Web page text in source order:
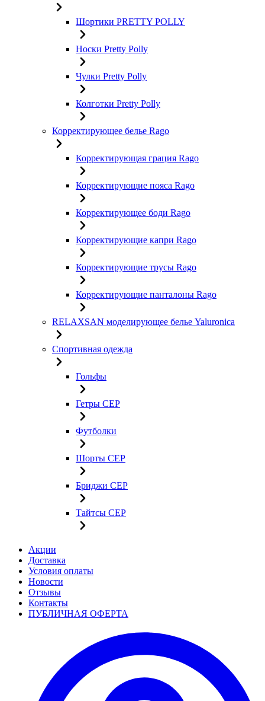
Шортики PRETTY POLLY
Носки Pretty Polly
Чулки Pretty Polly
Колготки Pretty Polly
Корректирующее белье Rago
Корректирующая грация Rago
Корректирующие пояса Rago
Корректирующее боди Rago
Корректирующие капри Rago
Корректирующие трусы Rago
Корректирующие панталоны Rago
RELAXSAN моделирующее белье Yaluroniсa
Спортивная одежда
Гольфы
Гетры CEP
Футболки
Шорты CEP
Бриджи CEP
Тайтсы CEP
Акции
Доставка
Условия оплаты
Новости
Отзывы
Контакты
ПУБЛИЧНАЯ ОФЕРТА